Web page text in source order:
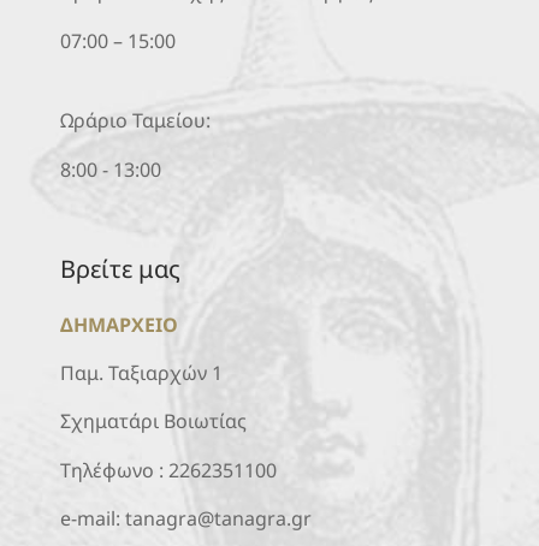
07:00 – 15:00
Ωράριο Ταμείου:
8:00 - 13:00
Βρείτε μας
ΔΗΜΑΡΧΕΙΟ
Παμ. Ταξιαρχών 1
Σχηματάρι Βοιωτίας
Τηλέφωνο : 2262351100
e-mail: tanagra@tanagra.gr